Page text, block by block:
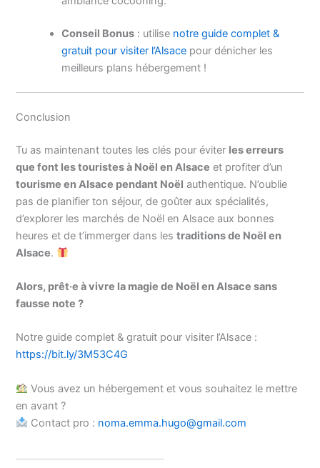
Conseil Bonus : utilise notre guide complet &
gratuit pour visiter l’Alsace pour dénicher les
meilleurs plans hébergement !
Conclusion
Tu as maintenant toutes les clés pour éviter les erreurs
que font les touristes à Noël en Alsace et profiter d’un
tourisme en Alsace pendant Noël authentique. N’oublie
pas de planifier ton séjour, de goûter aux spécialités,
d’explorer les marchés de Noël en Alsace aux bonnes
heures et de t’immerger dans lestraditions de Noël en
Alsace.
Alors, prêt·e à vivre la magie de Noël en Alsace sans
fausse note ?
Notre guide complet & gratuit pour visiter l’Alsace :
https://bit.ly/3M53C4G
Vous avez un hébergement et vous souhaitez le mettre
en avant ?
Contact pro : noma.emma.hugo@gmail.com